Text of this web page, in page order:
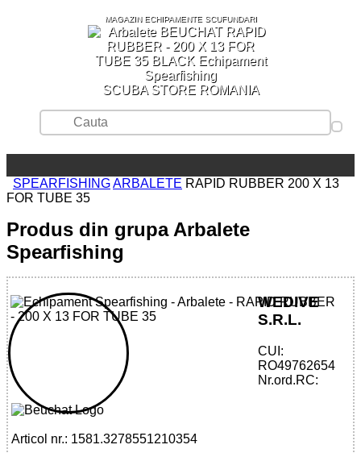
MAGAZIN ECHIPAMENTE SCUFUNDARI
SCUBA STORE ROMANIA
SPEARFISHINGARBALETE RAPID RUBBER 200 X 13
FOR TUBE 35
Produs din grupa Arbalete
Spearfishing
32785512103 - RAPID RUBBER - 200 X
13 FOR TUBE 35
Articol nr.: 1581.3278551210354
WEDIVE
S.R.L.
CUI:
RO49762654
Nr.ord.RC: